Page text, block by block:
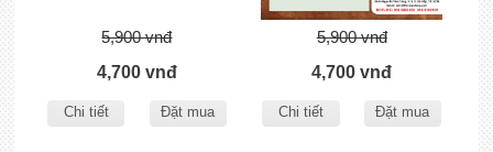
5,900 vnđ
4,700 vnđ
Chi tiết Đặt mua
5,900 vnđ
4,700 vnđ
Chi tiết Đặt mua